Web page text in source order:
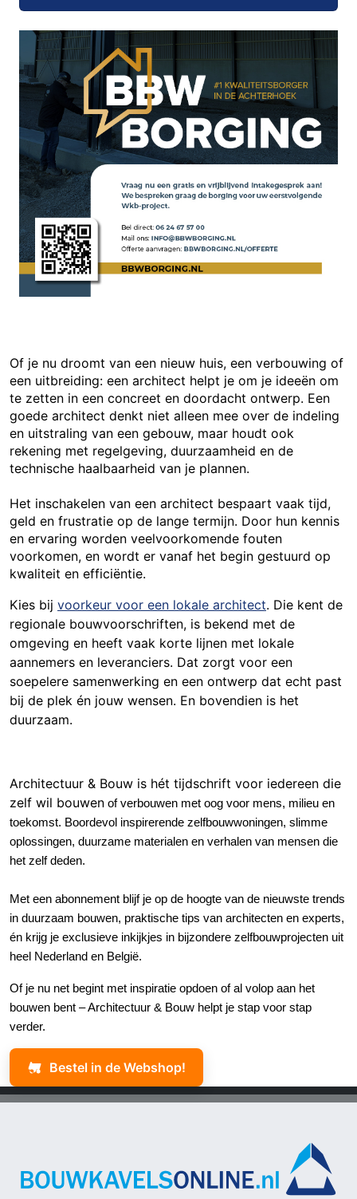
Of je nu droomt van een nieuw huis, een verbouwing of
een uitbreiding: een architect helpt je om je ideeën om
te zetten in een concreet en doordacht ontwerp. Een
goede architect denkt niet alleen mee over de indeling
en uitstraling van een gebouw, maar houdt ook
rekening met regelgeving, duurzaamheid en de
technische haalbaarheid van je plannen.
Het inschakelen van een architect bespaart vaak tijd,
geld en frustratie op de lange termijn. Door hun kennis
en ervaring worden veelvoorkomende fouten
voorkomen, en wordt er vanaf het begin gestuurd op
kwaliteit en efficiëntie.
Kies bij voorkeur voor een lokale architect. Die kent de
regionale bouwvoorschriften, is bekend met de
omgeving en heeft vaak korte lijnen met lokale
aannemers en leveranciers. Dat zorgt voor een
soepelere samenwerking en een ontwerp dat echt past
bij de plek én jouw wensen. En bovendien is het
duurzaam.
Architectuur & Bouw is hét tijdschrift voor iedereen die
zelf wil bouwen of verbouwen met oog voor mens, milieu en
toekomst. Boordevol inspirerende zelfbouwwoningen, slimme
oplossingen, duurzame materialen en verhalen van mensen die
het zelf deden.
Met een abonnement blijf je op de hoogte van de nieuwste trends
in duurzaam bouwen, praktische tips van architecten en experts,
én krijg je exclusieve inkijkjes in bijzondere zelfbouwprojecten uit
heel Nederland en België.
Of je nu net begint met inspiratie opdoen of al volop aan het
bouwen bent – Architectuur & Bouw helpt je stap voor stap
verder.
Bestel in de Webshop!